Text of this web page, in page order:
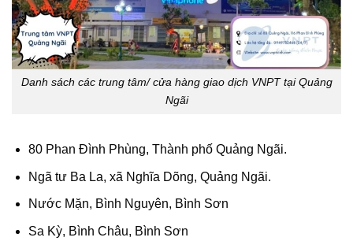
Danh sách các trung tâm/ cửa hàng giao dịch VNPT tại Quảng
Ngãi
80 Phan Đình Phùng, Thành phố Quảng Ngãi.
Ngã tư Ba La, xã Nghĩa Dõng, Quảng Ngãi.
Nước Mặn, Bình Nguyên, Bình Sơn
Sa Kỳ, Bình Châu, Bình Sơn